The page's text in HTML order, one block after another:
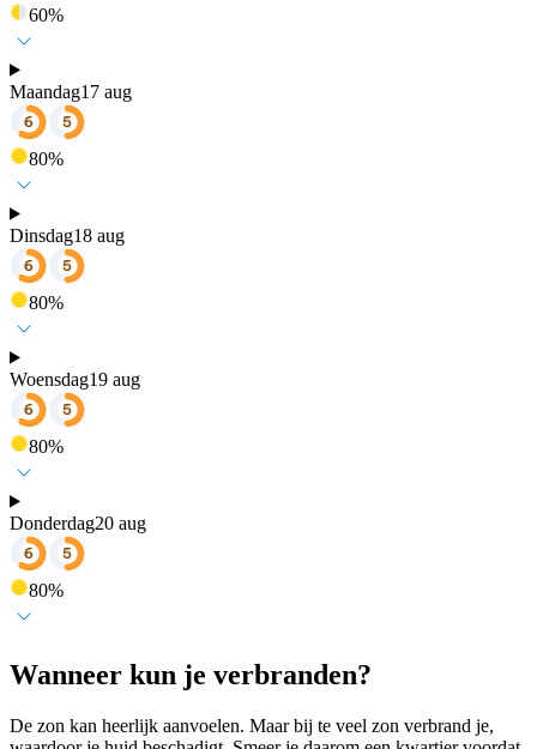
60%
Maandag17 aug
80%
Dinsdag18 aug
80%
Woensdag19 aug
80%
Donderdag20 aug
80%
Wanneer kun je verbranden?
De zon kan heerlijk aanvoelen. Maar bij te veel zon verbrand je,